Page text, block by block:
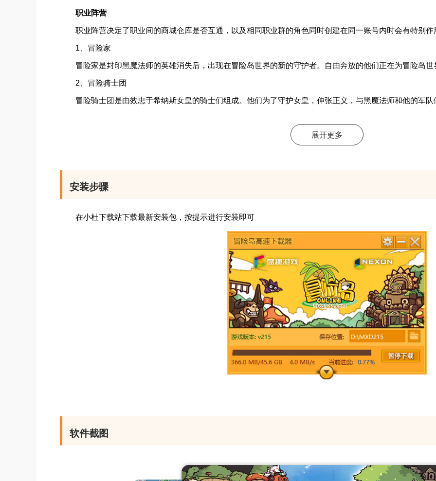
职业阵营
职业阵营决定了职业间的商城仓库是否互通，以及相同职业群的角色同时创建在同一账号内时会有特别作
1、冒险家
冒险家是封印黑魔法师的英雄消失后，出现在冒险岛世界的新的守护者。自由奔放的他们正在为冒险岛世
2、冒险骑士团
冒险骑士团是由效忠于希纳斯女皇的骑士们组成。他们为了守护女皇，伸张正义，与黑魔法师和他的军队
过去封印黑魔法师的六名英雄，是冒险岛世界最负盛名的存在。虽然在封印黑魔法师后，各自失去踪影，
4、反抗者
作为遭到邪恶组织——黑色之翼占领的埃德尔斯坦的一支抵抗军，反抗者成员由埃德尔斯坦的市民构成。
5、诺巴族
诺巴是格兰蒂斯守护古代龙族的高贵种族，为了对抗侵略诺巴族神殿——万神殿的黑魔法师势力，诺巴正
生活在格兰蒂斯的种族，他们因为各自的信仰不同而分成“平民”和“高等”两个派别，“平民”竭力守护和平，
些族人逐渐发现了背后的真相，为了对抗邪恶势力的图谋，他们开始联合以联盟为首的势力一起行动。
长着动物耳朵的种族，与其他同在格兰蒂斯的种族并不来往。信仰狐狸耳朵的女神，拥有驱使精灵鬼怪的
神之子是在被黑魔法师封印之前，由时间女神创造出来的孩子，肩负着成为时间超越者的使命。
10、晓之阵
背负打倒第六天魔王·织田信长的宿命的五星之子们，由于次元的扭曲，从战国时代的日本来到冒险岛世界
展开更多
安装步骤
在小杜下载站下载最新安装包，按提示进行安装即可
软件截图